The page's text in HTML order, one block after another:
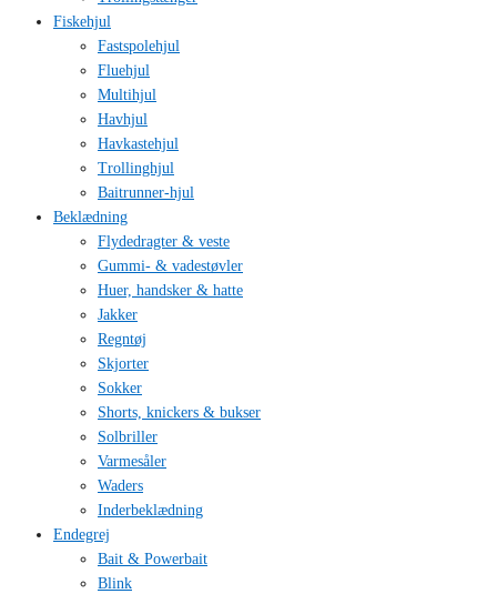
Fiskehjul
Fastspolehjul
Fluehjul
Multihjul
Havhjul
Havkastehjul
Trollinghjul
Baitrunner-hjul
Beklædning
Flydedragter & veste
Gummi- & vadestøvler
Huer, handsker & hatte
Jakker
Regntøj
Skjorter
Sokker
Shorts, knickers & bukser
Solbriller
Varmesåler
Waders
Inderbeklædning
Endegrej
Bait & Powerbait
Blink